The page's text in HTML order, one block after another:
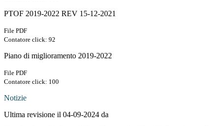
PTOF 2019-2022 REV 15-12-2021
File PDF
Contatore click: 92
Piano di miglioramento 2019-2022
File PDF
Contatore click: 100
Notizie
Ultima revisione il 04-09-2024 da